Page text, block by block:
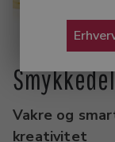
Vakre og
kreativitet